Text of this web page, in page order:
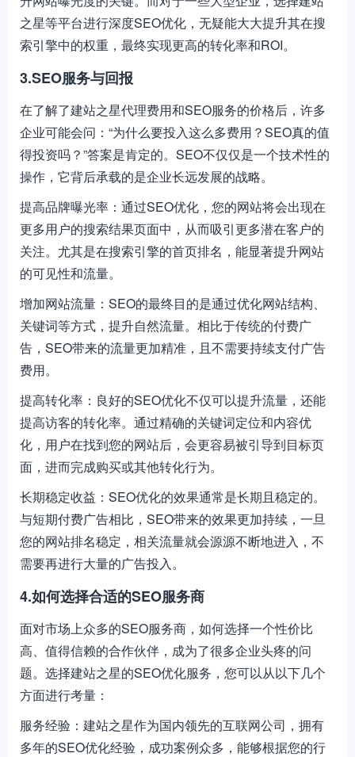
之星等平台进行深度SEO优化，无疑能大大提升其在搜
索引擎中的权重，最终实现更高的转化率和ROI。
3.SEO服务与回报
在了解了建站之星代理费用和SEO服务的价格后，许多
企业可能会问：“为什么要投入这么多费用？SEO真的值
得投资吗？”答案是肯定的。SEO不仅仅是一个技术性的
操作，它背后承载的是企业长远发展的战略。
提高品牌曝光率：通过SEO优化，您的网站将会出现在
更多用户的搜索结果页面中，从而吸引更多潜在客户的
关注。尤其是在搜索引擎的首页排名，能显著提升网站
的可见性和流量。
增加网站流量：SEO的最终目的是通过优化网站结构、
关键词等方式，提升自然流量。相比于传统的付费广
告，SEO带来的流量更加精准，且不需要持续支付广告
费用。
提高转化率：良好的SEO优化不仅可以提升流量，还能
提高访客的转化率。通过精确的关键词定位和内容优
化，用户在找到您的网站后，会更容易被引导到目标页
面，进而完成购买或其他转化行为。
长期稳定收益：SEO优化的效果通常是长期且稳定的。
与短期付费广告相比，SEO带来的效果更加持续，一旦
您的网站排名稳定，相关流量就会源源不断地进入，不
需要再进行大量的广告投入。
4.如何选择合适的SEO服务商
面对市场上众多的SEO服务商，如何选择一个性价比
高、值得信赖的合作伙伴，成为了很多企业头疼的问
题。选择建站之星的SEO优化服务，您可以从以下几个
方面进行考量：
服务经验：建站之星作为国内领先的互联网公司，拥有
多年的SEO优化经验，成功案例众多，能够根据您的行